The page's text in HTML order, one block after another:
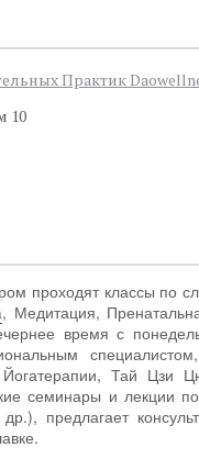
Практик
10
проходят классы по
, Медитация,
время с
Тай Цзи
семинары и
предлагает